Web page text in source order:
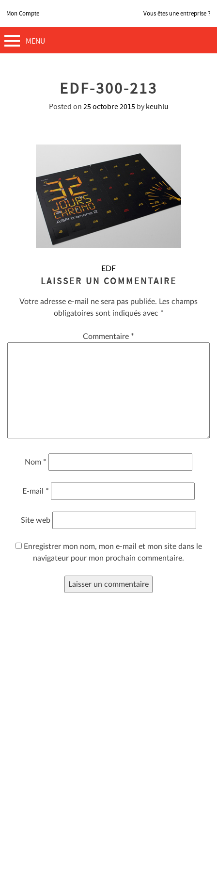
Mon Compte Vous êtes une entreprise ?
MENU
EDF-300-213
Posted on 25 octobre 2015by keuhlu
L’ARTICLE
EDF
LAISSER UN COMMENTAIRE
Votre adresse e-mail ne sera pas publiée. Les champs
obligatoires sont indiqués avec *
Commentaire *
Nom *
E-mail *
Site web
Enregistrer mon nom, mon e-mail et mon site dans le
navigateur pour mon prochain commentaire.